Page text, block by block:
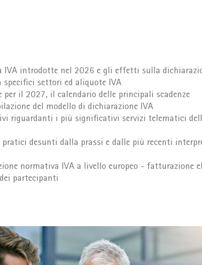
IVA introdotte nel 2026 e gli effetti sulla
specifici settori ed aliquote IVA
per il 2027, il calendario delle principali scadenze
del modello di dichiarazione IVA
riguardanti i più significativi servizi telematici
pratici desunti dalla prassi e dalle più recenti
normativa IVA a livello europeo - fatturazione
partecipanti